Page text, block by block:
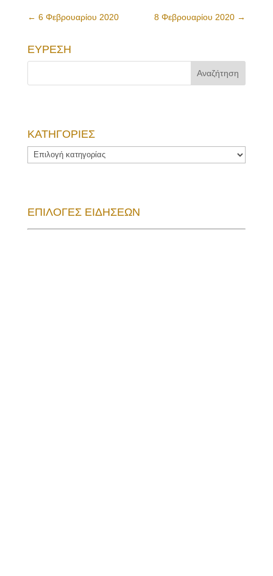
← 6 Φεβρουαρίου 2020 8 Φεβρουαρίου 2020 →
ΕΥΡΕΣΗ
ΚΑΤΗΓΟΡΙΕΣ
ΚΑΤΗΓΟΡΙΕΣ
ΕΠΙΛΟΓΕΣ ΕΙΔΗΣΕΩΝ